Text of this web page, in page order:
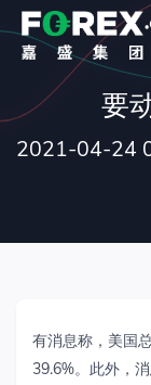
要
2021-04-24
有消息称，美国
39.6%。此外，